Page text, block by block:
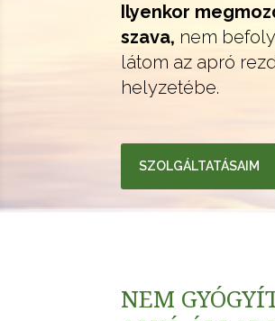
Ilyenkor
szava, nem
látom az apró
helyzetébe.
SZOLGÁLTATÁSAIM
NEM